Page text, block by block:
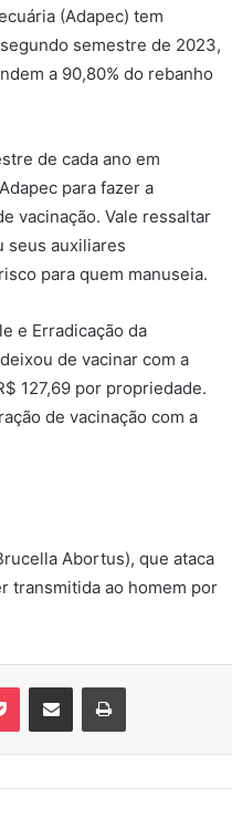
(Adapec) tem
semestre de 2023,
a 90,80% do rebanho
de cada ano em
para fazer a
vacinação. Vale ressaltar
seus auxiliares
para quem manuseia.
e Erradicação da
de vacinar com a
127,69 por propriedade.
de vacinação com a
Abortus), que ataca
transmitida ao homem por